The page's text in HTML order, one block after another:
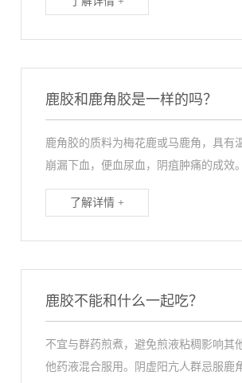
鹿胶和鹿角胶是一样的吗？
鹿角胶的质料为梅花鹿或马鹿角，具有
崩漏下血，便血尿血，阴疽肿痛的成效
了解详情 +
鹿胶不能和什么一起吃？
不宜与群药煎煮，避免煎液粘稠影响其
他药液混合服用。阴虚阳亢人群忌服鹿